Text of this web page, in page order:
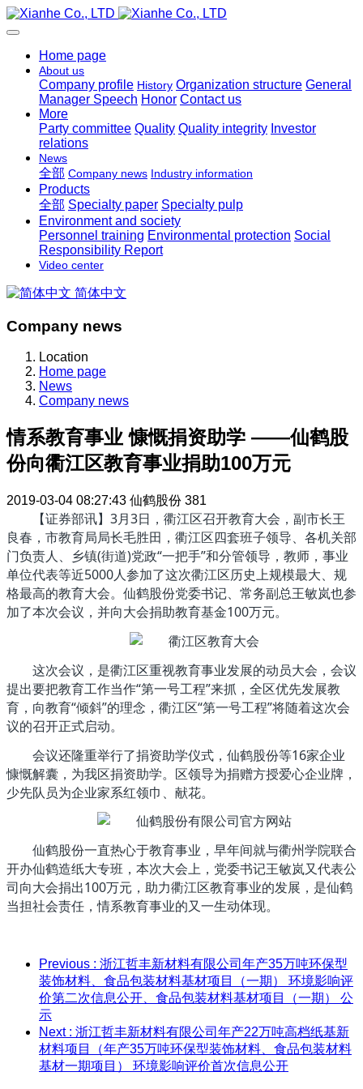
Home page
About us
Company profile History Organization structure General
Manager Speech Honor Contact us
More
Party committee Quality Quality integrity Investor
relations
News
全部 Company news Industry information
Products
全部 Specialty paper Specialty pulp
Environment and society
Personnel training Environmental protection Social
Responsibility Report
Video center
简体中文
Company news
Location
Home page
News
Company news
情系教育事业 慷慨捐资助学 ——仙鹤股
份向衢江区教育事业捐助100万元
2019-03-04 08:27:43 仙鹤股份 381
【证券部讯】3月3日，衢江区召开教育大会，副市长王
良春，市教育局局长毛胜田，衢江区四套班子领导、各机关部
门负责人、乡镇(街道)党政“一把手”和分管领导，教师，事业
单位代表等近5000人参加了这次衢江区历史上规模最大、规
格最高的教育大会。仙鹤股份党委书记、常务副总王敏岚也参
加了本次会议，并向大会捐助教育基金100万元。
这次会议，是衢江区重视教育事业发展的动员大会，会议
提出要把教育工作当作“第一号工程”来抓，全区优先发展教
育，向教育“倾斜”的理念，衢江区“第一号工程”将随着这次会
议的召开正式启动。
会议还隆重举行了捐资助学仪式，仙鹤股份等16家企业
慷慨解囊，为我区捐资助学。区领导为捐赠方授爱心企业牌，
少先队员为企业家系红领巾、献花。
仙鹤股份一直热心于教育事业，早年间就与衢州学院联合
开办仙鹤造纸大专班，本次大会上，党委书记王敏岚又代表公
司向大会捐出100万元，助力衢江区教育事业的发展，是仙鹤
当担社会责任，情系教育事业的又一生动体现。
Previous : 浙江哲丰新材料有限公司年产35万吨环保型
装饰材料、食品包装材料基材项目（一期） 环境影响评
价第二次信息公开、食品包装材料基材项目（一期） 公
示
Next : 浙江哲丰新材料有限公司年产22万吨高档纸基新
材料项目（年产35万吨环保型装饰材料、食品包装材料
基材一期项目） 环境影响评价首次信息公开